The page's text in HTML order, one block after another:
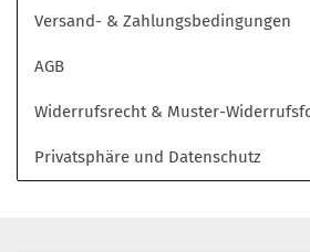
Versand- & Zahlungsbedingungen
AGB
Widerrufsrecht & Muster-
Privatsphäre und Datenschutz